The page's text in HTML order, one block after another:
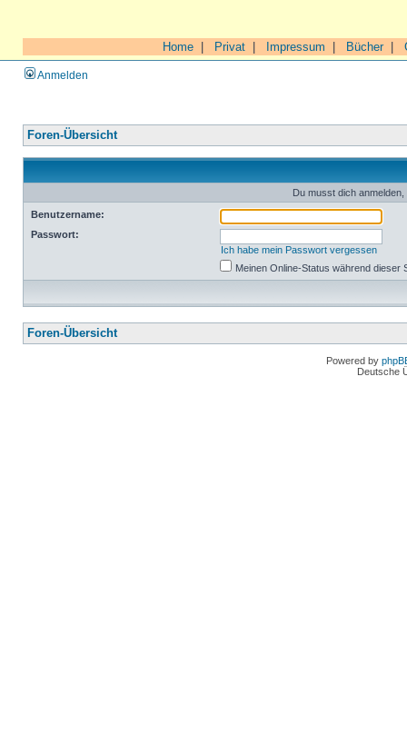
Home Privat Impressum Bücher|
Anmelden
Foren-Übersicht
Du musst dich
Benutzername:
Passwort:
Ich habe mein Passwort vergessen
Meinen Online-Status während dieser
Foren-Übersicht
Powered by
Deutsche